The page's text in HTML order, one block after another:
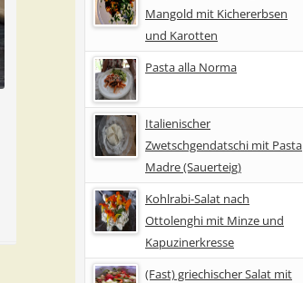
Mangold mit Kichererbsen
und Karotten
Pasta alla Norma
Italienischer
Zwetschgendatschi mit Pasta
Madre (Sauerteig)
Kohlrabi-Salat nach
Ottolenghi mit Minze und
Kapuzinerkresse
(Fast) griechischer Salat mit